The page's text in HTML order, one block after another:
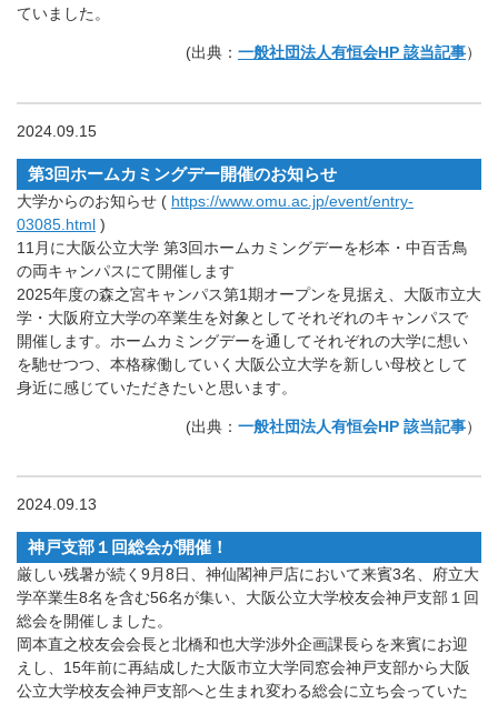
ていました。
(出典： 一般社団法人有恒会HP 該当記事）
2024.09.15
第3回ホームカミングデー開催のお知らせ
大学からのお知らせ ( https://www.omu.ac.jp/event/entry-
03085.html )
11月に大阪公立大学 第3回ホームカミングデーを杉本・中百舌鳥
の両キャンパスにて開催します
2025年度の森之宮キャンパス第1期オープンを見据え、大阪市立大
学・大阪府立大学の卒業生を対象としてそれぞれのキャンパスで
開催します。ホームカミングデーを通してそれぞれの大学に想い
を馳せつつ、本格稼働していく大阪公立大学を新しい母校として
身近に感じていただきたいと思います。
(出典： 一般社団法人有恒会HP 該当記事）
2024.09.13
神戸支部１回総会が開催！
厳しい残暑が続く9月8日、神仙閣神戸店において来賓3名、府立大
学卒業生8名を含む56名が集い、大阪公立大学校友会神戸支部１回
総会を開催しました。
岡本直之校友会会長と北橋和也大学渉外企画課長らを来賓にお迎
えし、15年前に再結成した大阪市立大学同窓会神戸支部から大阪
公立大学校友会神戸支部へと生まれ変わる総会に立ち会っていた